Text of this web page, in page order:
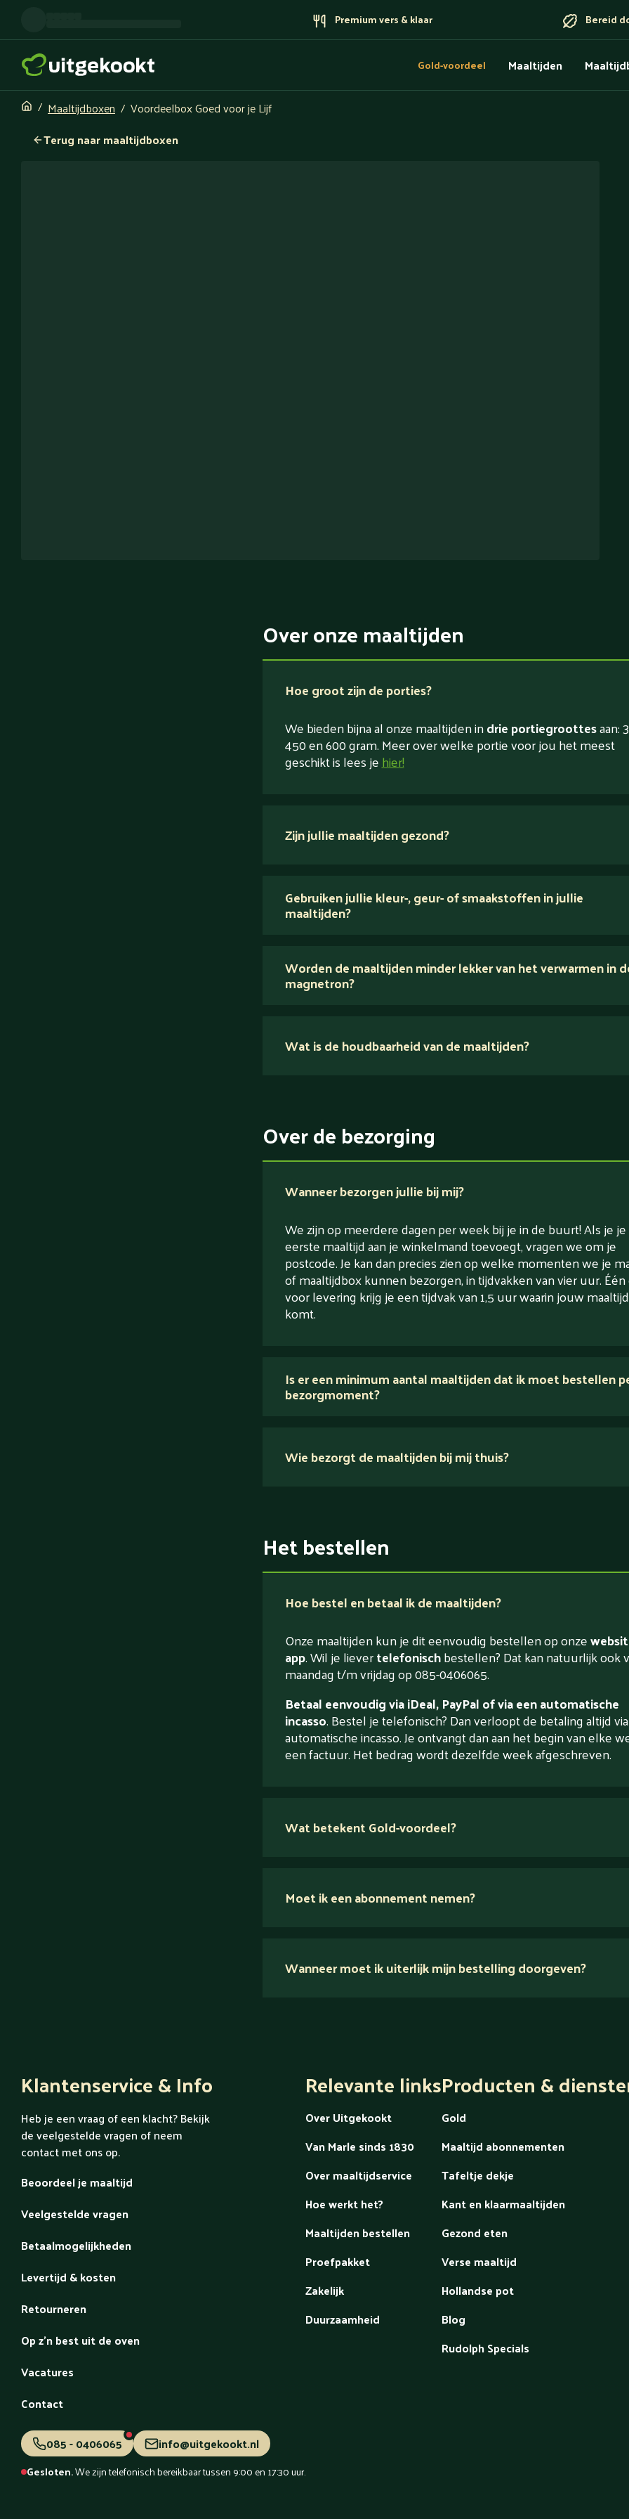
Premium vers & klaar Bereid
Gold-voordeel Maaltijden
Maaltijdboxen
Voordeelbox Goed voor je Lijf
Terug naar maaltijdboxen
Over onze maaltijden
Hoe groot zijn de porties?
We bieden bijna al onze maaltijden indrie portiegroottesaan:
450 en 600 gram. Meer over welke portie voor jou het meest
geschikt is lees jehier!
Zijn jullie maaltijden gezond?
verse ingrediënten
voedingsexperts
Verlaagd in zout
Gebruiken jullie kleur-, geur- of smaakstoffen in jullie
maaltijden?
Worden de maaltijden minder lekker van het verwarmen in
magnetron?
Wat is de houdbaarheid van de maaltijden?
Over de bezorging
Wanneer bezorgen jullie bij mij?
We zijn op meerdere dagen per week bij je in de buurt! Als je je
eerste maaltijd aan je winkelmand toevoegt, vragen we om je
postcode. Je kan dan precies zien op welke momenten we je
of maaltijdbox kunnen bezorgen, in tijdvakken van vier uur. Één
voor levering krijg je een tijdvak van 1,5 uur waarin jouw maaltijd
komt.
Is er een minimum aantal maaltijden dat ik moet bestellen
bezorgmoment?
Wie bezorgt de maaltijden bij mij thuis?
Het bestellen
Hoe bestel en betaal ik de maaltijden?
Onze maaltijden kun je dit eenvoudig bestellen op onze
app. Wil je lievertelefonischbestellen? Dat kan natuurlijk ook
maandag t/m vrijdag op 085-0406065.
Betaal eenvoudig via iDeal, PayPal of via een automatische
incasso. Bestel je telefonisch? Dan verloopt de betaling altijd
automatische incasso. Je ontvangt dan aan het begin van elke
een factuur. Het bedrag wordt dezelfde week afgeschreven.
Wat betekent Gold-voordeel?
Ontdek alles over Gold
Moet ik een abonnement nemen?
Wanneer moet ik uiterlijk mijn bestelling doorgeven?
Klantenservice & Info
Heb je een vraag of een klacht? Bekijk
de veelgestelde vragen of neem
contact met ons op.
Beoordeel je maaltijd
Veelgestelde vragen
Betaalmogelijkheden
Levertijd & kosten
Retourneren
Op z'n best uit de oven
Vacatures
Contact
Relevante links
Over Uitgekookt
Van Marle sinds 1830
Over maaltijdservice
Hoe werkt het?
Maaltijden bestellen
Proefpakket
Zakelijk
Duurzaamheid
Producten &
Gold
Maaltijd abonnementen
Tafeltje dekje
Kant en klaarmaaltijden
Gezond eten
Verse maaltijd
Hollandse pot
Blog
Rudolph Specials
085 - 0406065 info@uitgekookt.nl
Gesloten.We zijn telefonisch bereikbaar tussen 9:00 en 17:30 uur.